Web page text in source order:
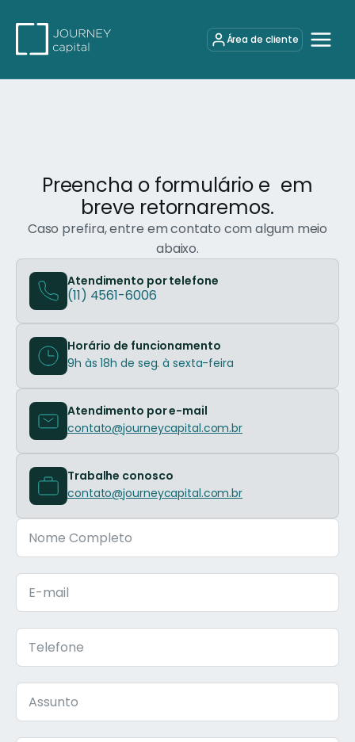
Área de cliente
Preencha o formulário e em
breve retornaremos.
Caso prefira, entre em contato com algum meio
abaixo.
Atendimento por telefone
(11) 4561-6006
Horário de funcionamento
9h às 18h de seg. à sexta-feira
Atendimento por e-mail
contato@journeycapital.com.br
Trabalhe conosco
contato@journeycapital.com.br